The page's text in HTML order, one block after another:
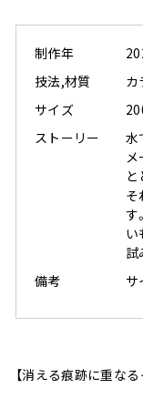
制作年
技法,材質
カ
サイズ
ストーリー
水
メ
そ
す
い
試
備考
サ
【消える痕跡に重なる